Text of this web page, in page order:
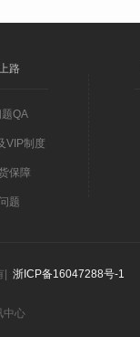
路
QA
VIP制度
保障
题
浙ICP备16047288号-1
中心